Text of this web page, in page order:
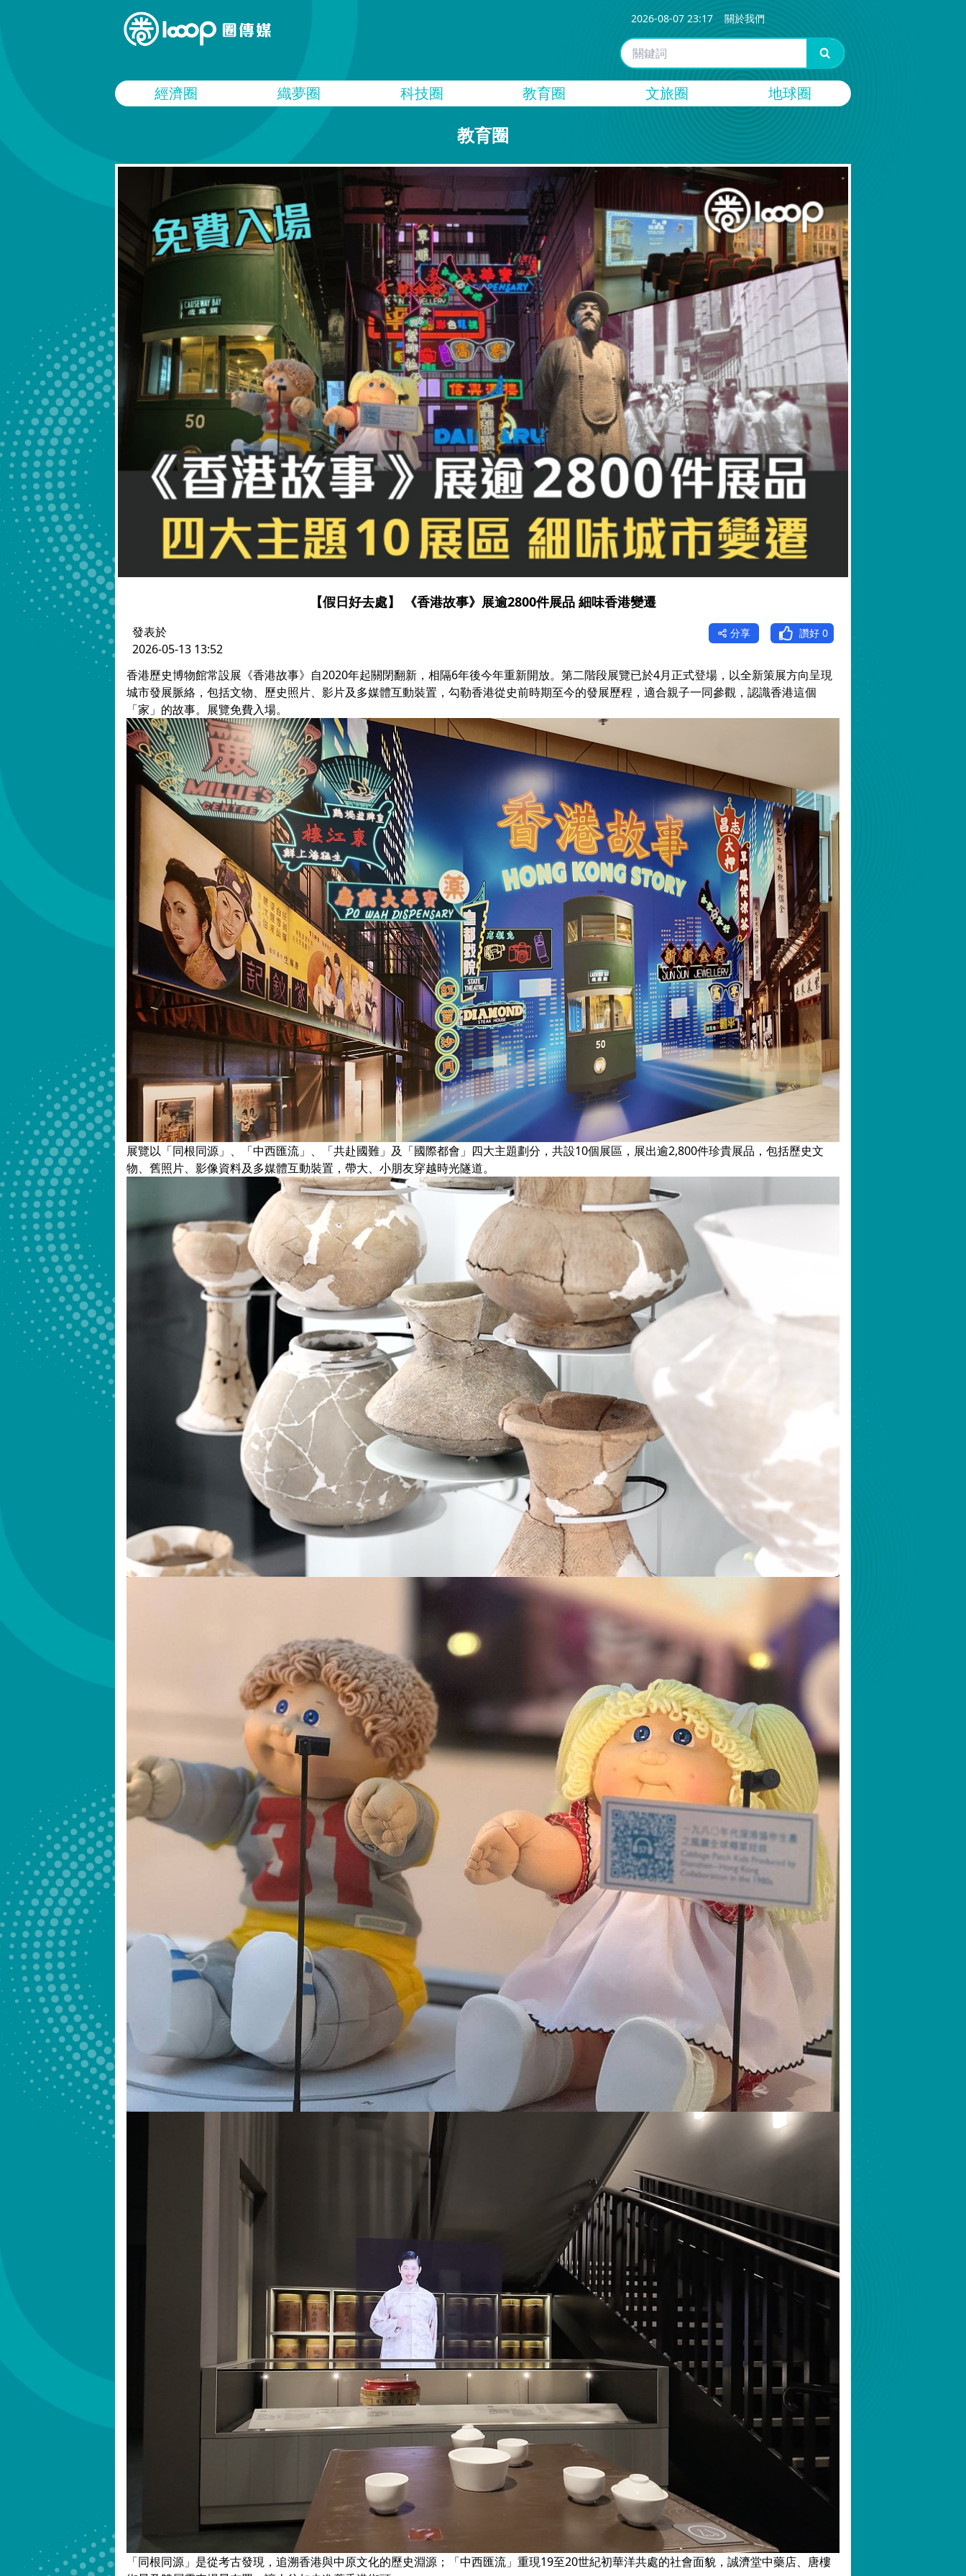
2026-08-07 23:17 關於我們
經濟圈 織夢圈 科技圈 教育圈 文旅圈 地球圈
教育圈
【假日好去處】 《香港故事》展逾2800件展品 細味香港變遷
發表於
2026-05-13 13:52
分享 讚好 0
香港歷史博物館常設展《香港故事》自2020年起關閉翻新，相隔6年後今年重新開放。第二階段展覽已於4月正式登場，以全新策展方向呈現
城市發展脈絡，包括文物、歷史照片、影片及多媒體互動裝置，勾勒香港從史前時期至今的發展歷程，適合親子一同參觀，認識香港這個
「家」的故事。展覽免費入場。
展覽以「同根同源」、「中西匯流」、「共赴國難」及「國際都會」四大主題劃分，共設10個展區，展出逾2,800件珍貴展品，包括歷史文
物、舊照片、影像資料及多媒體互動裝置，帶大、小朋友穿越時光隧道。
「同根同源」是從考古發現，追溯香港與中原文化的歷史淵源；「中西匯流」重現19至20世紀初華洋共處的社會面貌，誠濟堂中藥店、唐樓